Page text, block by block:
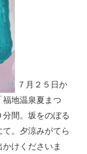
７月２５日か
福地温泉夏まつ
間。坂をのぼる
。夕涼みがてら
けくださいま